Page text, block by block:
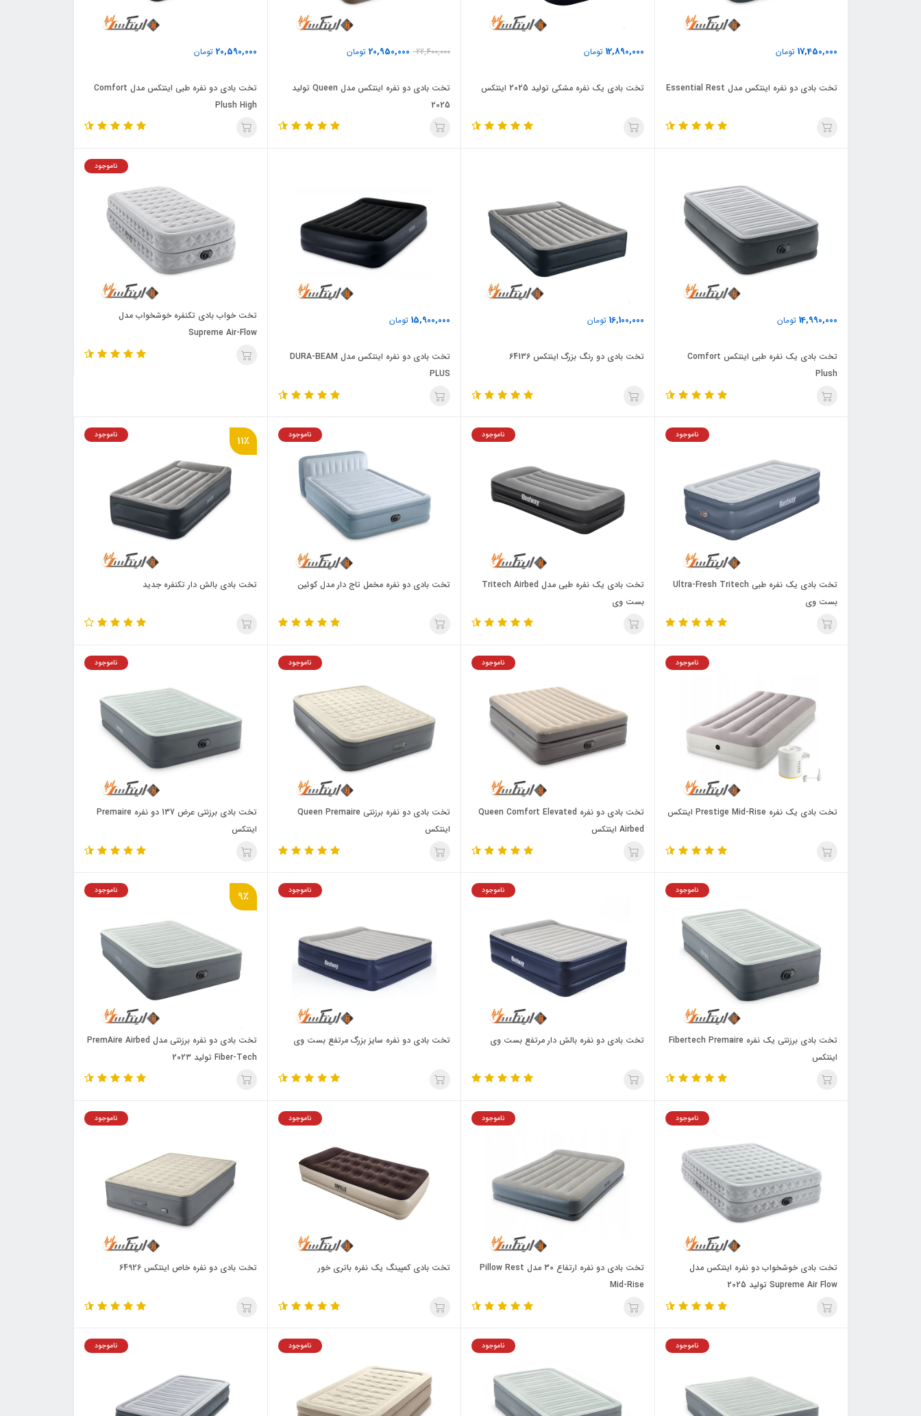
17,450,000 تومان
تخت بادی دو نفره اینتکس مدل Essential Rest
12,890,000 تومان
تخت بادی یک نفره مشکی تولید 2025 اینتکس
22,400,000
20,950,000 تومان
تخت بادی دو نفره اینتکس مدل Queen تولید
2025
20,590,000 تومان
تخت بادی دو نفره طبی اینتکس مدل Comfort
Plush High
14,990,000 تومان
تخت بادی یک نفره طبی اینتکس Comfort
Plush
16,100,000 تومان
تخت بادی دو رنگ بزرگ اینتکس 64136
15,900,000 تومان
تخت بادی دو نفره اینتکس مدل DURA-BEAM
PLUS
ناموجود
تخت خواب بادی تکنفره خوشخواب مدل
Supreme Air-Flow
ناموجود
تخت بادی یک نفره طبی Ultra-Fresh Tritech
بست وی
ناموجود
تخت بادی یک نفره طبی مدل Tritech Airbed
بست وی
ناموجود
تخت بادی دو نفره مخمل تاج دار مدل کوئین
11٪ ناموجود
تخت بادی بالش دار تکنفره جدید
ناموجود
تخت بادی یک نفره Prestige Mid-Rise اینتکس
ناموجود
تخت بادی دو نفره Queen Comfort Elevated
Airbed اینتکس
ناموجود
تخت بادی دو نفره برزنتی Queen Premaire
اینتکس
ناموجود
تخت بادی برزنتی عرض 137 دو نفره Premaire
اینتکس
ناموجود
تخت بادی برزنتی یک نفره Fibertech Premaire
اینتکس
ناموجود
تخت بادی دو نفره بالش دار مرتفع بست وی
ناموجود
تخت بادی دو نفره سایز بزرگ مرتفع بست وی
9٪ ناموجود
تخت بادی دو نفره برزنتی مدل PremAire Airbed
Fiber-Tech تولید 202۳
ناموجود
تخت بادی خوشخواب دو نفره اینتکس مدل
Supreme Air Flow تولید 2025
ناموجود
تخت بادی دو نفره ارتفاع 30 مدل Pillow Rest
Mid-Rise
ناموجود
تخت بادی کمپینگ یک نفره باتری خور
ناموجود
تخت بادی دو نفره خاص اینتکس 64926
ناموجود ناموجود ناموجود ناموجود